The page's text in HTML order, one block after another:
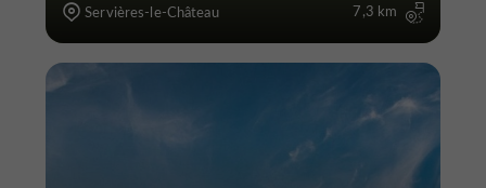
Servières-le-Château 7,3 km